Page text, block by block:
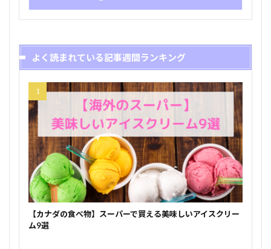
よく読まれている記事週間ランキング
【カナダの食べ物】スーパーで買える美味しいアイスクリー
ム9選